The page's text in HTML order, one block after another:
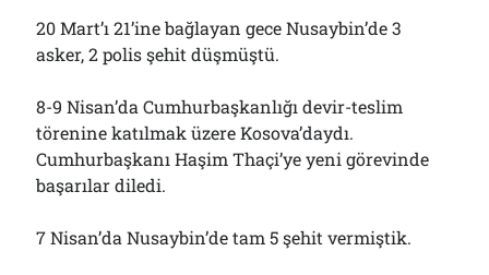
20 Mart’ı 21’ine bağlayan gece Nusaybin’de 3
asker, 2 polis şehit düşmüştü.
8-9 Nisan’da Cumhurbaşkanlığı devir-teslim
törenine katılmak üzere Kosova’daydı.
Cumhurbaşkanı Haşim Thaçi’ye yeni görevinde
başarılar diledi.
7 Nisan’da Nusaybin’de tam 5 şehit vermiştik.